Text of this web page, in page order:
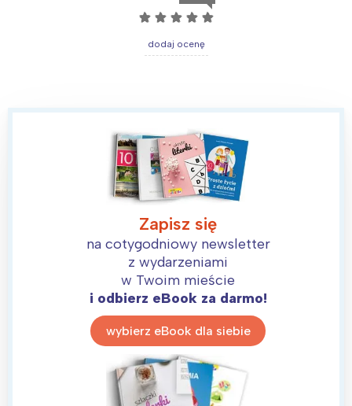
☆ ☆ ☆ ☆ ☆
dodaj ocenę
Zapisz się
na cotygodniowy newsletter
z wydarzeniami
w Twoim mieście
i odbierz eBook za darmo!
wybierz eBook dla siebie